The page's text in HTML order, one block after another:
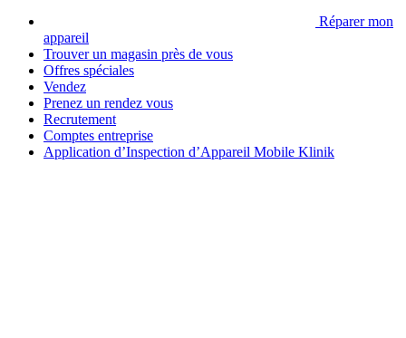
Réparer mon
appareil
Trouver un magasin près de vous
Offres spéciales
Vendez
Prenez un rendez vous
Recrutement
Comptes entreprise
Application d’Inspection d’Appareil Mobile Klinik